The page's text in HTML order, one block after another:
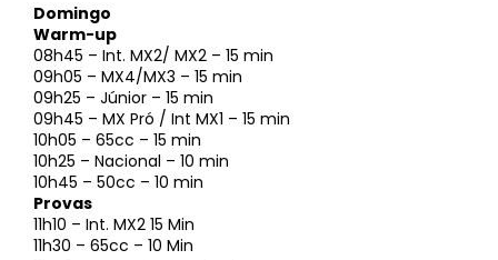
Domingo
Warm-up
08h45 – Int. MX2/ MX2 – 15 min
09h05 – MX4/MX3 – 15 min
09h25 – Júnior – 15 min
09h45 – MX Pró / Int MX1 – 15 min
10h05 – 65cc – 15 min
10h25 – Nacional – 10 min
10h45 – 50cc – 10 min
Provas
11h10 – Int. MX2 15 Min
11h30 – 65cc – 10 Min